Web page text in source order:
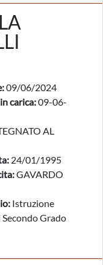
09/06/2024
carica:09-06-
AL
24/01/1995
GAVARDO
Istruzione
Grado